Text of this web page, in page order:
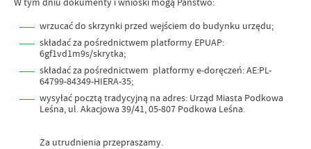
wrzucać do skrzynki przed wejściem do budynku urzędu;
składać za pośrednictwem platformy EPUAP:
6gf1vd1m9s/skrytka;
składać za pośrednictwem platformy e-doręczeń: AE:PL-
64799-84349-HIERA-35;
wysyłać pocztą tradycyjną na adres: Urząd Miasta Podkowa
Leśna, ul. Akacjowa 39/41, 05-807 Podkowa Leśna.
Za utrudnienia przepraszamy.